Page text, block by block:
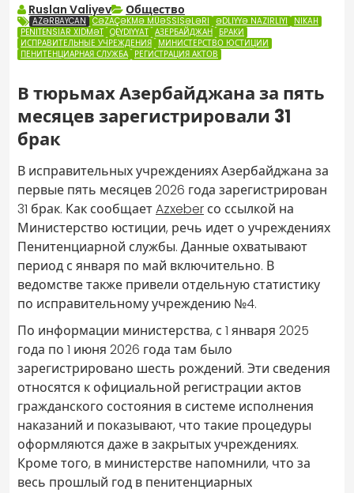
Ruslan Valiyev Общество
AZƏRBAYCAN CƏZAÇƏKMƏ MÜƏSSISƏLƏRI ƏDLIYYƏ NAZIRLIYI
NIKAH
PENITENSIAR XIDMƏT QEYDIYYAT АЗЕРБАЙДЖАН БРАКИ
ИСПРАВИТЕЛЬНЫЕ УЧРЕЖДЕНИЯ МИНИСТЕРСТВО ЮСТИЦИИ
ПЕНИТЕНЦИАРНАЯ СЛУЖБА РЕГИСТРАЦИЯ АКТОВ
В тюрьмах Азербайджана за пять
месяцев зарегистрировали 31
брак
В исправительных учреждениях Азербайджана за
первые пять месяцев 2026 года зарегистрирован
31 брак. Как сообщаетAzxeber со ссылкой на
Министерство юстиции, речь идет о учреждениях
Пенитенциарной службы. Данные охватывают
период с января по май включительно. В
ведомстве также привели отдельную статистику
по исправительному учреждению №4.
По информации министерства, с 1 января 2025
года по 1 июня 2026 года там было
зарегистрировано шесть рождений. Эти сведения
относятся к официальной регистрации актов
гражданского состояния в системе исполнения
наказаний и показывают, что такие процедуры
оформляются даже в закрытых учреждениях.
Кроме того, в министерстве напомнили, что за
весь прошлый год в пенитенциарных